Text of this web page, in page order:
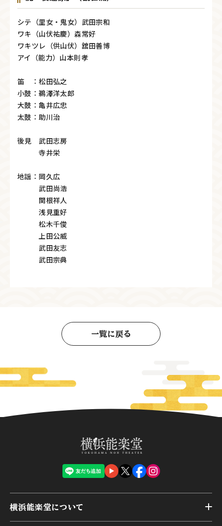
シテ（里女・鬼女）武田宗和
ワキ（山伏祐慶）森常好
ワキツレ（供山伏）舘田善博
アイ（能力）山本則孝
笛 ：松田弘之
小鼓：鵜澤洋太郎
大鼓：亀井広忠
太鼓：助川治
後見 武田志房
寺井栄
地謡：岡久広
武田尚浩
関根祥人
浅見重好
松木千俊
上田公威
武田友志
武田宗典
一覧に戻る
横浜能楽堂について